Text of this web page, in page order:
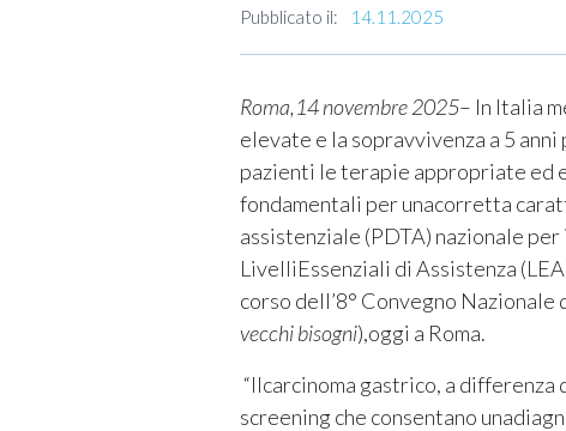
Pubblicato il: 14.11.2025
Roma,14 novembre 2025– In Italia
elevate e la sopravvivenza a 5
pazienti le terapie appropriate ed
fondamentali per unacorretta
assistenziale (PDTA) nazionale
LivelliEssenziali di Assistenza
corso dell’8° Convegno Nazionale
vecchi bisogni),oggi a Roma.
“Ilcarcinoma gastrico, a
screening che consentano